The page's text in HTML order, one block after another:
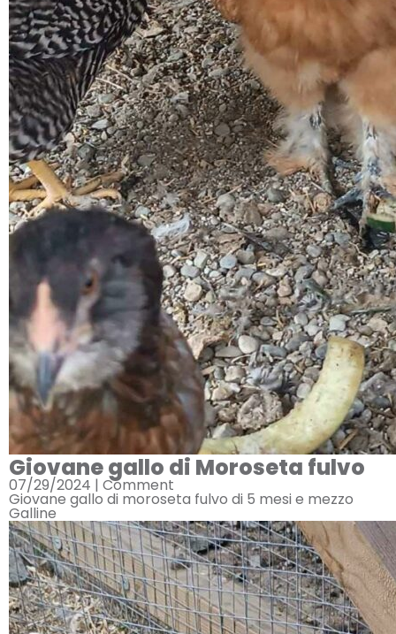
Giovane gallo di Moroseta fulvo
07/29/2024 | Comment
Giovane gallo di moroseta fulvo di 5 mesi e mezzo
Galline